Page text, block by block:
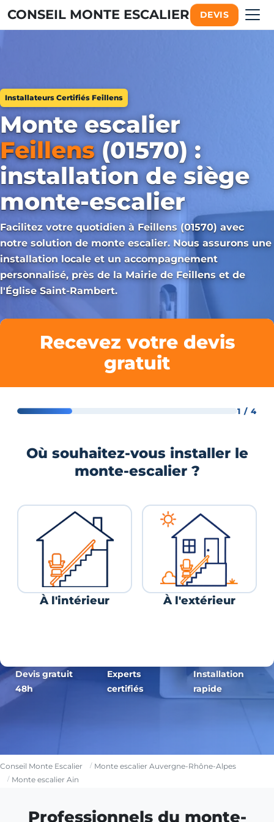
CONSEIL MONTE ESCALIER DEVIS
Installateurs Certifiés Feillens
Monte escalier
Feillens(01570) :
installation de siège
monte-escalier
Facilitez votre quotidien à Feillens (01570) avec
notre solution de monte escalier. Nous assurons une
installation locale et un accompagnement
personnalisé, près de la Mairie de Feillens et de
l'Église Saint-Rambert.
Recevez votre devis
gratuit
1 / 4
Où souhaitez-vous installer le
monte-escalier ?
À l'intérieur À l'extérieur
Devis gratuit
48h
Experts
certifiés
Installation
rapide
Conseil Monte Escalier
Monte escalier Auvergne-Rhône-Alpes
Monte escalier Ain
Professionnels du monte-